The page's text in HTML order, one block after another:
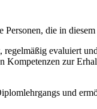
die in
evaluiert
zur
und